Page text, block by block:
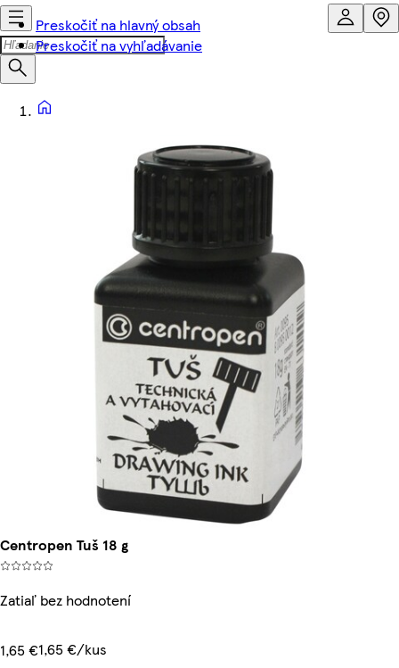
Preskočiť na hlavný obsah
Preskočiť na vyhľadávanie
Centropen Tuš 18 g
Zatiaľ bez hodnotení
1,65 €1,65 €/kus